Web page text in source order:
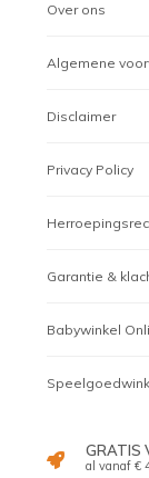
Over ons
Algemene
Disclaimer
Privacy Policy
Garantie &
Babywinkel
GRATIS
al vanaf €